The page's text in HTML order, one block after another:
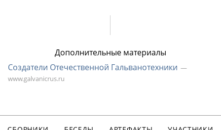
Дополнительные материалы
Создатели Отечественной Гальванотехники
www.galvanicrus.ru